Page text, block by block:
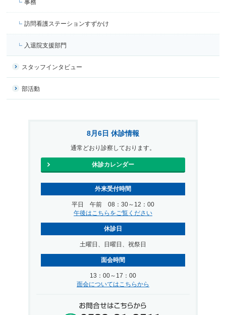
事務
訪問看護ステーションすずかけ
入退院支援部門
スタッフインタビュー
部活動
8月6日 休診情報
通常どおり診察しております。
休診カレンダー
外来受付時間
平日 午前 08：30～12：00
午後はこちらをご覧ください
休診日
土曜日、日曜日、祝祭日
面会時間
13：00～17：00
面会についてはこちらから